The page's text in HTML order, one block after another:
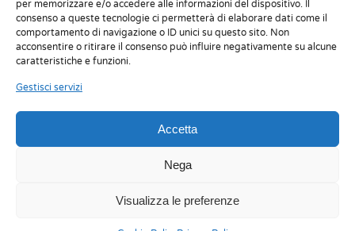
per memorizzare e/o accedere alle informazioni del dispositivo. Il
consenso a queste tecnologie ci permetterà di elaborare dati come il
comportamento di navigazione o ID unici su questo sito. Non
acconsentire o ritirare il consenso può influire negativamente su alcune
caratteristiche e funzioni.
Gestisci servizi
Accetta
Nega
Visualizza le preferenze
E-17160 Angles (Girona)
Tel. + 34 9 72 42 32 50
Fax + 34 9 72 42 30 50
info.spain@m-home.com
Cookie Policy (UE)